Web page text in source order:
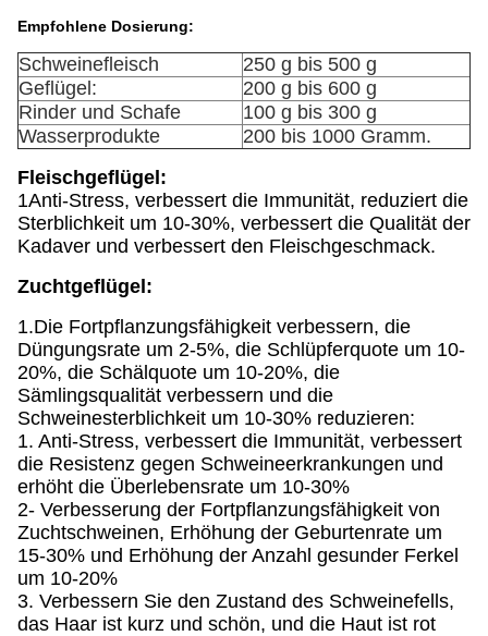
Empfohlene Dosierung:
Schweinefleisch
250 g bis 500 g
Geflügel:
200 g bis 600 g
Rinder und Schafe
100 g bis 300 g
Wasserprodukte
200 bis 1000 Gramm.
Fleischgeflügel:
1Anti-Stress, verbessert die Immunität, reduziert die
Sterblichkeit um 10-30%, verbessert die Qualität der
Kadaver und verbessert den Fleischgeschmack.
Zuchtgeflügel:
1.Die Fortpflanzungsfähigkeit verbessern, die
Düngungsrate um 2-5%, die Schlüpferquote um 10-
20%, die Schälquote um 10-20%, die
Sämlingsqualität verbessern und die
Schweinesterblichkeit um 10-30% reduzieren:
1. Anti-Stress, verbessert die Immunität, verbessert
die Resistenz gegen Schweineerkrankungen und
erhöht die Überlebensrate um 10-30%
2- Verbesserung der Fortpflanzungsfähigkeit von
Zuchtschweinen, Erhöhung der Geburtenrate um
15-30% und Erhöhung der Anzahl gesunder Ferkel
um 10-20%
3. Verbessern Sie den Zustand des Schweinefells,
das Haar ist kurz und schön, und die Haut ist rot